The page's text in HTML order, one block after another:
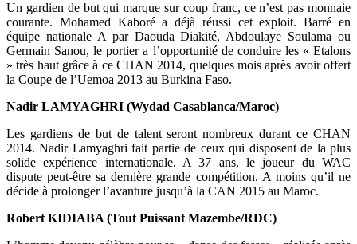
Un gardien de but qui marque sur coup franc, ce n’est pas monnaie
courante. Mohamed Kaboré a déjà réussi cet exploit. Barré en
équipe nationale A par Daouda Diakité, Abdoulaye Soulama ou
Germain Sanou, le portier a l’opportunité de conduire les « Etalons
» très haut grâce à ce CHAN 2014, quelques mois après avoir offert
la Coupe de l’Uemoa 2013 au Burkina Faso.
Nadir LAMYAGHRI (Wydad Casablanca/Maroc)
Les gardiens de but de talent seront nombreux durant ce CHAN
2014. Nadir Lamyaghri fait partie de ceux qui disposent de la plus
solide expérience internationale. A 37 ans, le joueur du WAC
dispute peut-être sa dernière grande compétition. A moins qu’il ne
décide à prolonger l’avanture jusqu’à la CAN 2015 au Maroc.
Robert KIDIABA (Tout Puissant Mazembe/RDC)